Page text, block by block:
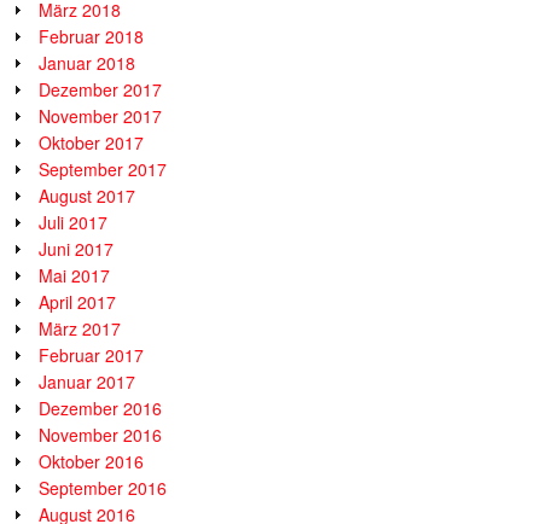
März 2018
Februar 2018
Januar 2018
Dezember 2017
November 2017
Oktober 2017
September 2017
August 2017
Juli 2017
Juni 2017
Mai 2017
April 2017
März 2017
Februar 2017
Januar 2017
Dezember 2016
November 2016
Oktober 2016
September 2016
August 2016